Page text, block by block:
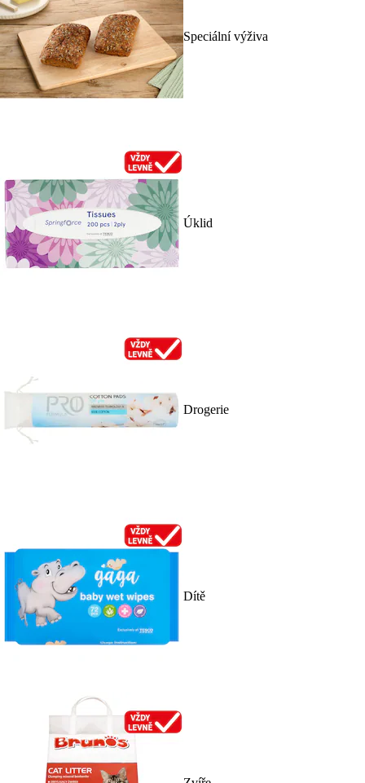
Speciální výživa
Úklid
Drogerie
Dítě